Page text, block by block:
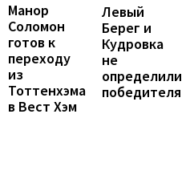
Манор
Соломон
готов к
переходу
из
Тоттенхэма
в Вест Хэм
Левый
Берег и
Кудровка
не
определили
победителя